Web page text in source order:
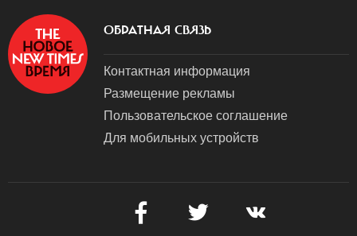
ОБРАТНАЯ СВЯЗЬ
Контактная информация
Размещение рекламы
Пользовательское соглашение
Для мобильных устройств